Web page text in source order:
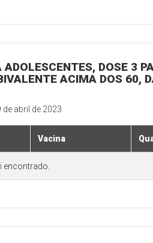
ADOLESCENTES, DOSE 3
ACIMA DOS 60,
de abril de 2023
Vacina
encontrado.